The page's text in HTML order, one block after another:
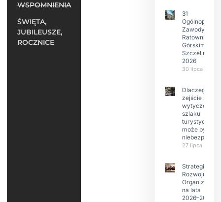
WSPOMNIENIA
ŚWIĘTA,
JUBILEUSZE,
ROCZNICE
31
Ogólnopolskie
Zawody w
Ratownictwie
Górskim –
Szczeliniec
2026
30 lipca 2026
Dlaczego
zejście z
wytyczonego
szlaku
może być
27 lipca 2026
Strategia
Rozwoju
Organizacji
na lata
2026–2029